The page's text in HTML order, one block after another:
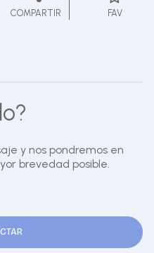
COMPARTIR FAV
y nos pondremos en
brevedad posible.